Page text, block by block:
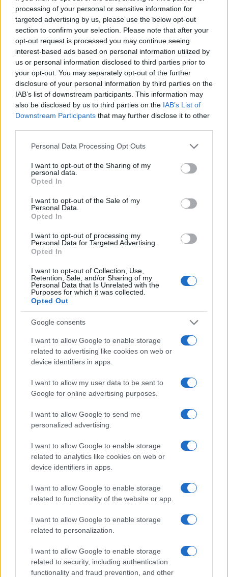
processing of your personal or sensitive information for
targeted advertising by us, please use the below opt-out
section to confirm your selection. Please note that after your
opt-out request is processed you may continue seeing
interest-based ads based on personal information utilized by
us or personal information disclosed to third parties prior to
your opt-out. You may separately opt-out of the further
disclosure of your personal information by third parties on the
IAB’s list of downstream participants. This information may
also be disclosed by us to third parties on the IAB’s List of
Downstream Participants that may further disclose it to other
Please note that this website/app uses one or more Google
not limited to your visit or usage behaviour. You may click to
grant or deny consent to Google and its third-party tags to
use your data for below specified purposes in below Google
consent section.
Personal Data Processing Opt Outs
I want to opt-out of the Sharing of my
personal data.
Opted In
I want to opt-out of the Sale of my
Personal Data.
Opted In
I want to opt-out of processing my
Personal Data for Targeted Advertising.
Opted In
I want to opt-out of Collection, Use,
Retention, Sale, and/or Sharing of my
Personal Data that Is Unrelated with the
Purposes for which it was collected.
Opted Out
Google consents
I want to allow Google to enable storage
related to advertising like cookies on web or
device identifiers in apps.
I want to allow my user data to be sent to
Google for online advertising purposes.
I want to allow Google to send me
personalized advertising.
I want to allow Google to enable storage
related to analytics like cookies on web or
device identifiers in apps.
I want to allow Google to enable storage
related to functionality of the website or app.
I want to allow Google to enable storage
related to personalization.
I want to allow Google to enable storage
related to security, including authentication
functionality and fraud prevention, and other
NEWS
Noemi in ospedale: il racconto della riabilitazione e il
ritorno sul palco
Susanna Riva · 6 Ago 2026